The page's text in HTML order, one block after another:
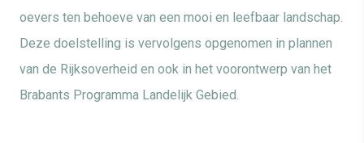
oevers ten behoeve van een mooi en leefbaar landschap.
Deze doelstelling is vervolgens opgenomen in plannen
van de Rijksoverheid en ook in het voorontwerp van het
Brabants Programma Landelijk Gebied.